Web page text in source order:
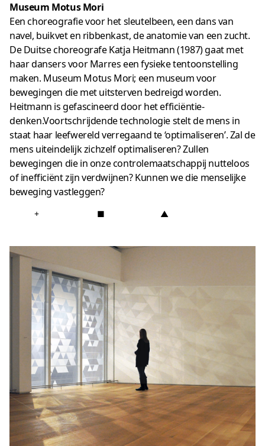
Museum Motus Mori
Een choreografie voor het sleutelbeen, een dans van
navel, buikvet en ribbenkast, de anatomie van een zucht.
De Duitse choreografe Katja Heitmann (1987) gaat met
haar dansers voor Marres een fysieke tentoonstelling
maken. Museum Motus Mori; een museum voor
bewegingen die met uitsterven bedreigd worden.
Heitmann is gefascineerd door het efficiëntie-
denken.Voortschrijdende technologie stelt de mens in
staat haar leefwereld verregaand te ‘optimaliseren’. Zal de
mens uiteindelijk zichzelf optimaliseren? Zullen
bewegingen die in onze controlemaatschappij nutteloos
of inefficiënt zijn verdwijnen? Kunnen we die menselijke
beweging vastleggen?
+ ■ ▲